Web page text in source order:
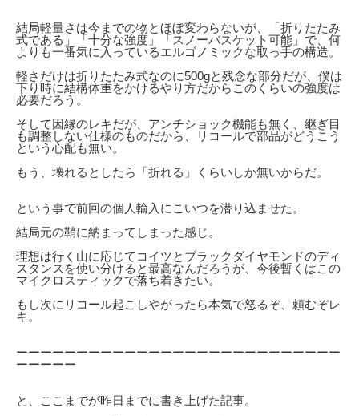
結局軽量さは今までの物とほぼ変わらないが、「折りたたみ
式である」「十分な強度」「スノーバスケット可能」で、何
よりも一番気に入っているエルゴノミックな取っ手の構造。
軽さだけは折りたたみ式なのに500gと残念な部分だが、僕は
下り時に結構体重をかけるやり方だからこのくらいの強度は
必要だろう。
そして因縁のレキだが、アンチショック機能も無く、継ぎ目
も調整しない仕様のものだから、リコールで部品がどうこう
という心配も無い。
もう、壊れるとしたら「折れる」くらいしか無いからだ。
という事で前回の個人輸入にこいつを潜り込ませた。
結局元の鞘に納まってしまった感じ。
理想は行く山に応じてコイツとブラックダイヤモンドのディ
スタンスを使い分けると最高なんだろうが、今後暫くはこの
マイクロスティックで落ち着きたい。
もし次にリコール起こしやがったら本気で怒るぞ、頼むぞレ
キ。
ーーーーーーーーーーーーーーーーーーーーーーーーーーー
ーーーーー
と、ここまでが昨日までに書き上げた記事。